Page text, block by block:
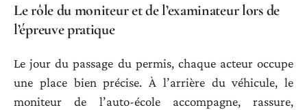
Le rôle du moniteur et de l’examinateur lors de
l’épreuve pratique
Le jour du passage du permis, chaque acteur occupe
une place bien précise. À l’arrière du véhicule, le
moniteur de l’auto-école accompagne, rassure,